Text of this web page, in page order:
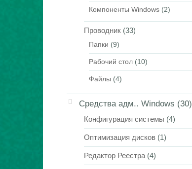
Компоненты Windows (2)
Проводник (33)
Папки (9)
Рабочий стол (10)
Файлы (4)
Средства адм.. Windows (30)
Конфигурация системы (4)
Оптимизация дисков (1)
Редактор Реестра (4)